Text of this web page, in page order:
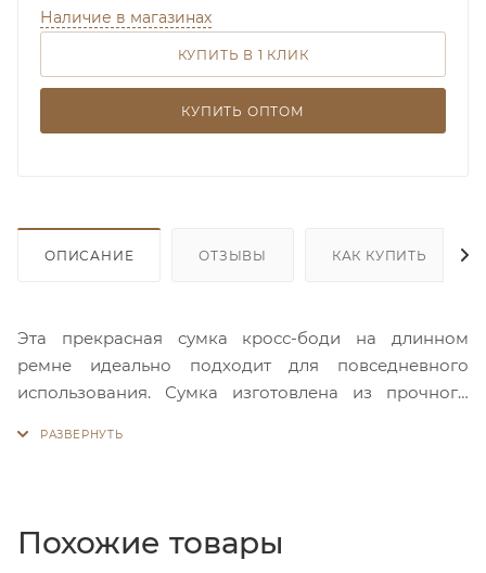
Наличие в магазинах
КУПИТЬ В 1 КЛИК
КУПИТЬ ОПТОМ
ОПИСАНИЕ ОТЗЫВЫ КАК КУПИТЬ
Эта прекрасная сумка кросс-боди на длинном
ремне идеально подходит для повседневного
использования. Сумка изготовлена из прочного
задней стороне сумки есть большие скрытые
карманы на молнии. Сумка через плечо среднего
Похожие товары